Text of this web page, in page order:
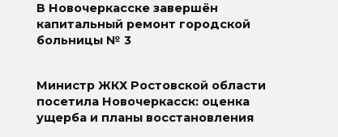
В Новочеркасске завершён
капитальный ремонт городской
больницы № 3
Министр ЖКХ Ростовской области
посетила Новочеркасск: оценка
ущерба и планы восстановления